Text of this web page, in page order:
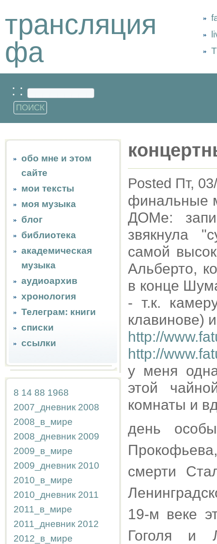
трансляция
фа
: :
обо мне и этом
сайте
мои тексты
моя музыка
блог
библиотека
академическая
музыка
аудиоархив
хронология
Телеграм: книги
списки
ссылки
8 14 88 1968
2007_дневник 2008
2008_в_мире
2008_дневник 2009
2009_в_мире
2009_дневник 2010
2010_в_мире
2010_дневник 2011
2011_в_мире
2011_дневник 2012
2012_в_мире
Posted Пт,
финальные
ДОМе:
звякнула
самой
Альберто,
в конце
- т.к.
клавинове)
http://
http://
у меня
этой
комнаты и
день
смерти
19-м веке
Гоголя и